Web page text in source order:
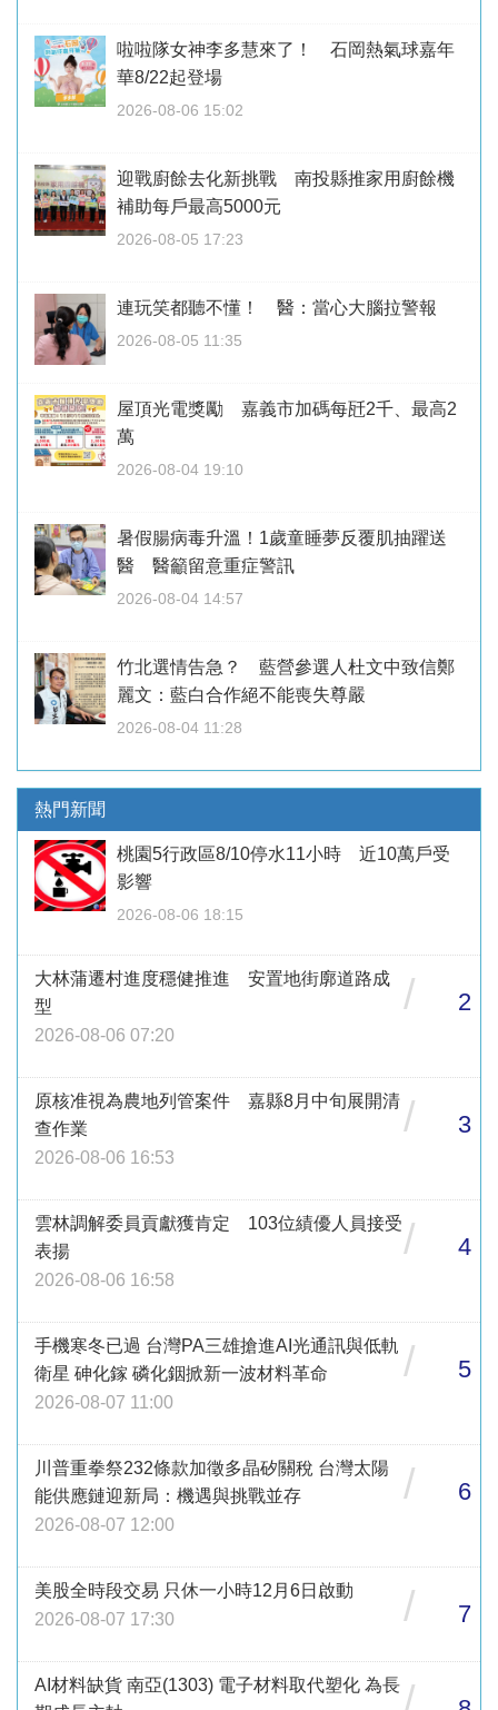
啦啦隊女神李多慧來了！ 石岡熱氣球嘉年
華8/22起登場
2026-08-06 15:02
迎戰廚餘去化新挑戰 南投縣推家用廚餘機
補助每戶最高5000元
2026-08-05 17:23
連玩笑都聽不懂！ 醫：當心大腦拉警報
2026-08-05 11:35
屋頂光電獎勵 嘉義市加碼每瓩2千、最高2
萬
2026-08-04 19:10
暑假腸病毒升溫！1歲童睡夢反覆肌抽躍送
醫 醫籲留意重症警訊
2026-08-04 14:57
竹北選情告急？ 藍營參選人杜文中致信鄭
麗文：藍白合作絕不能喪失尊嚴
2026-08-04 11:28
熱門新聞
桃園5行政區8/10停水11小時 近10萬戶受
影響
2026-08-06 18:15
大林蒲遷村進度穩健推進 安置地街廓道路成
型
2026-08-06 07:20
/ 2
原核准視為農地列管案件 嘉縣8月中旬展開清
查作業
2026-08-06 16:53
/ 3
雲林調解委員貢獻獲肯定 103位績優人員接受
表揚
2026-08-06 16:58
/ 4
手機寒冬已過 台灣PA三雄搶進AI光通訊與低軌
衛星 砷化鎵 磷化銦掀新一波材料革命
2026-08-07 11:00
/ 5
川普重拳祭232條款加徵多晶矽關稅 台灣太陽
能供應鏈迎新局：機遇與挑戰並存
2026-08-07 12:00
/ 6
美股全時段交易 只休一小時12月6日啟動
2026-08-07 17:30
/ 7
AI材料缺貨 南亞(1303) 電子材料取代塑化 為長